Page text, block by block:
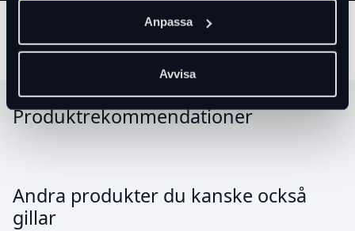
Anpassa
Avvisa
Tillbehör
Produktrekommendationer
Andra produkter du kanske också
gillar